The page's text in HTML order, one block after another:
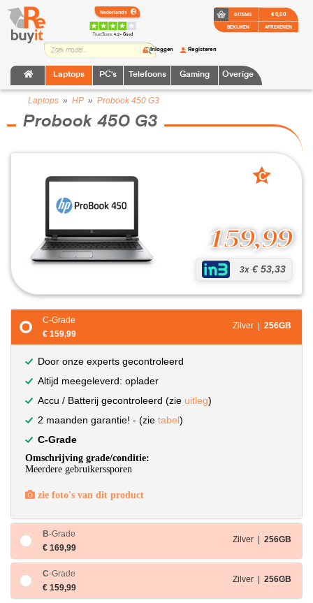
TrustScore:4.2 • Goed
Laptops PC's Telefoons Gaming Overige
Inloggen Registeren
0 ITEMS
BEKIJKEN
€ 0,00
AFREKENEN
Laptops » HP » Probook 450 G3
Probook 450 G3
159,99
3x € 53,33
C
C-Grade
€ 159,99
Zilver | 256GB
Door onze experts gecontroleerd
Altijd meegeleverd: oplader
Accu / Batterij gecontroleerd (zie uitleg)
2 maanden garantie! - (zie tabel)
C-Grade
Omschrijving grade/conditie:
Meerdere gebruikerssporen
zie foto's van dit product
B-Grade
€ 169,99
Zilver | 256GB
C-Grade
€ 159,99
Zilver | 256GB